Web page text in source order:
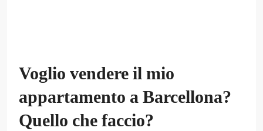
Voglio vendere il mio
appartamento a Barcellona?
Quello che faccio?